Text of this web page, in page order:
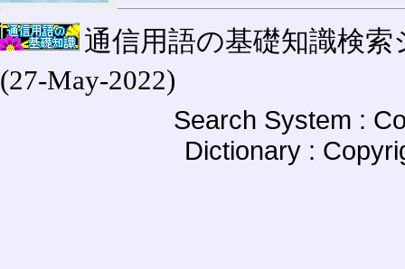
通信用語の基礎知識検索
(27-May-2022)
Search System :
Dictionary :